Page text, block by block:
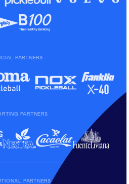
PARTNERS
PARTNERS
PARTNERS